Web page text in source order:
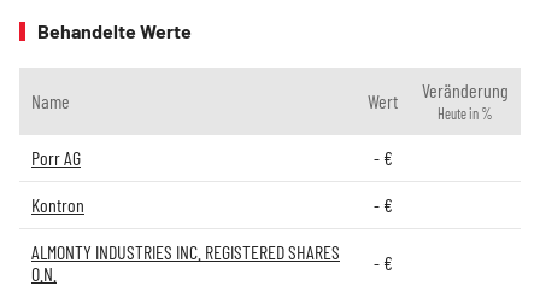
Behandelte Werte
Name Wert Veränderung
Heute in %
Porr AG -€
Kontron -€
ALMONTY INDUSTRIES INC. REGISTERED SHARES
O.N.
-€